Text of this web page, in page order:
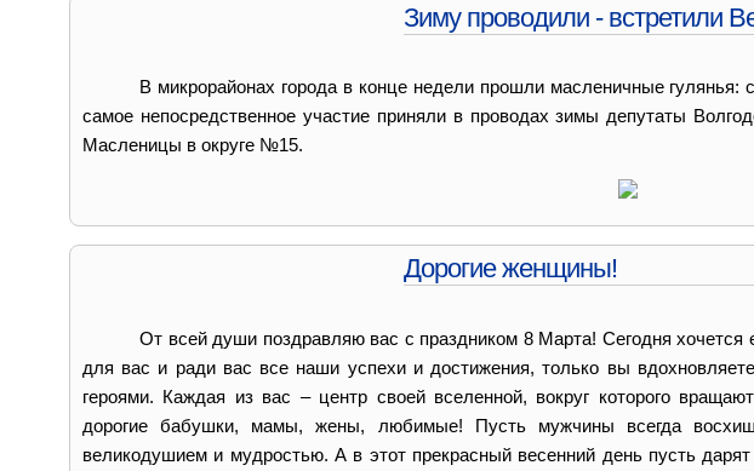
Зиму проводили - встретили
В микрорайонах города в конце недели прошли масленичные
самое непосредственное участие приняли в проводах зимы депутаты
Масленицы в округе №15.
Дорогие женщины!
От всей души поздравляю вас с праздником 8 Марта! Сегодня хочется
для вас и ради вас все наши успехи и достижения, только вы
героями. Каждая из вас – центр своей вселенной, вокруг которого
дорогие бабушки, мамы, жены, любимые! Пусть мужчины всегда
великодушием и мудростью. А в этот прекрасный весенний день пусть